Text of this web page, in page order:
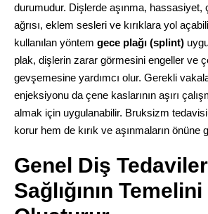
durumudur. Dişlerde aşınma, hassasiyet,
ağrısı, eklem sesleri ve kırıklara yol
kullanılan yöntem gece plağı (splint)
plak, dişlerin zarar görmesini engeller ve
gevşemesine yardımcı olur. Gerekli
enjeksiyonu da çene kaslarının aşırı
almak için uygulanabilir. Bruksizm tedavisi,
korur hem de kırık ve aşınmaların önüne
Genel Diş
Sağlığının Temelini